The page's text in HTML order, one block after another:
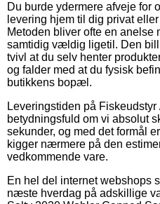
Du burde ydermere afveje for
levering hjem til dig privat
Metoden bliver ofte en anelse
samtidig vældig ligetil. Den
tvivl at du selv henter
og falder med at du fysisk
butikkens bopæl.
Leveringstiden på
betydningsfuld om vi absolut
sekunder, og med det formål
kigger nærmere på den
vedkommende vare.
En hel del internet webshops
næste hverdag på adskillige